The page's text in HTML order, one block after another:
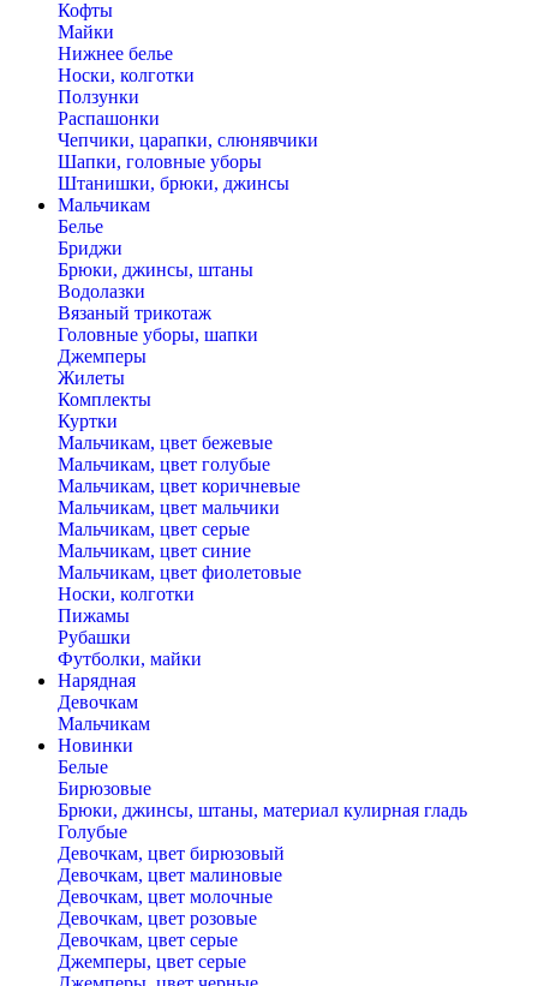
Кофты
Майки
Нижнее белье
Носки, колготки
Ползунки
Распашонки
Чепчики, царапки, слюнявчики
Шапки, головные уборы
Штанишки, брюки, джинсы
Мальчикам
Белье
Бриджи
Брюки, джинсы, штаны
Водолазки
Вязаный трикотаж
Головные уборы, шапки
Джемперы
Жилеты
Комплекты
Куртки
Мальчикам, цвет бежевые
Мальчикам, цвет голубые
Мальчикам, цвет коричневые
Мальчикам, цвет мальчики
Мальчикам, цвет серые
Мальчикам, цвет синие
Мальчикам, цвет фиолетовые
Носки, колготки
Пижамы
Рубашки
Футболки, майки
Нарядная
Девочкам
Мальчикам
Новинки
Белые
Бирюзовые
Брюки, джинсы, штаны, материал кулирная гладь
Голубые
Девочкам, цвет бирюзовый
Девочкам, цвет малиновые
Девочкам, цвет молочные
Девочкам, цвет розовые
Девочкам, цвет серые
Джемперы, цвет серые